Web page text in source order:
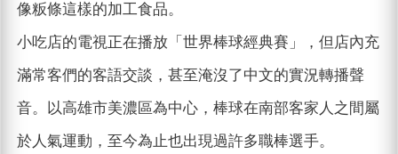
像粄條這樣的加工食品。
小吃店的電視正在播放「世界棒球經典賽」，但店內充
滿常客們的客語交談，甚至淹沒了中文的實況轉播聲
音。以高雄市美濃區為中心，棒球在南部客家人之間屬
於人氣運動，至今為止也出現過許多職棒選手。